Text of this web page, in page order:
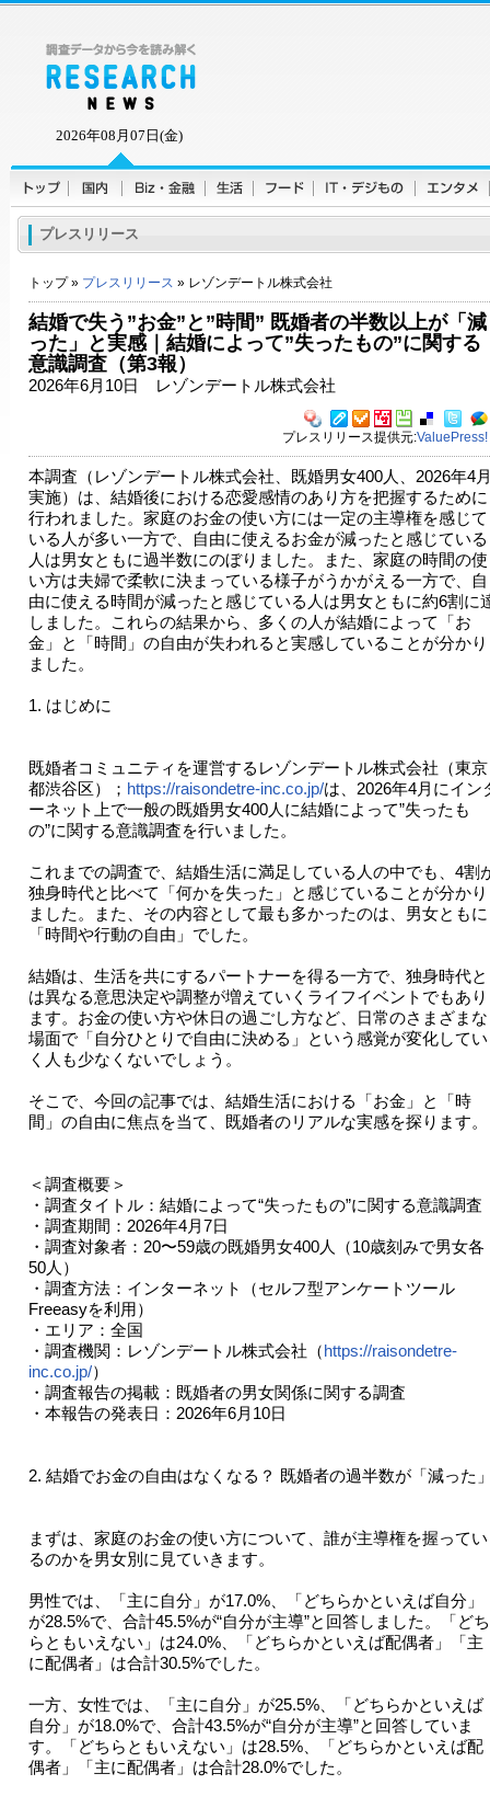
2026年08月07日(金)
プレスリリース
トップ » プレスリリース » レゾンデートル株式会社
結婚で失う”お金”と”時間” 既婚者の半数以上が「減
った」と実感｜結婚によって”失ったもの”に関する
意識調査（第3報）
2026年6月10日 レゾンデートル株式会社
プレスリリース提供元:ValuePress!
本調査（レゾンデートル株式会社、既婚男女400人、2026年4
実施）は、結婚後における恋愛感情のあり方を把握するために
行われました。家庭のお金の使い方には一定の主導権を感じて
いる人が多い一方で、自由に使えるお金が減ったと感じている
人は男女ともに過半数にのぼりました。また、家庭の時間の使
い方は夫婦で柔軟に決まっている様子がうかがえる一方で、自
由に使える時間が減ったと感じている人は男女ともに約6割に
しました。これらの結果から、多くの人が結婚によって「お
金」と「時間」の自由が失われると実感していることが分かり
ました。
1. はじめに
既婚者コミュニティを運営するレゾンデートル株式会社（東京
都渋谷区）； https://raisondetre-inc.co.jp/は、2026年4月にイン
ーネット上で一般の既婚男女400人に結婚によって”失ったも
の”に関する意識調査を行いました。
これまでの調査で、結婚生活に満足している人の中でも、4割
独身時代と比べて「何かを失った」と感じていることが分かり
ました。また、その内容として最も多かったのは、男女ともに
「時間や行動の自由」でした。
結婚は、生活を共にするパートナーを得る一方で、独身時代と
は異なる意思決定や調整が増えていくライフイベントでもあり
ます。お金の使い方や休日の過ごし方など、日常のさまざまな
場面で「自分ひとりで自由に決める」という感覚が変化してい
く人も少なくないでしょう。
そこで、今回の記事では、結婚生活における「お金」と「時
間」の自由に焦点を当て、既婚者のリアルな実感を探ります。
＜調査概要＞
・調査タイトル：結婚によって“失ったもの”に関する意識調査
・調査期間：2026年4月7日
・調査対象者：20〜59歳の既婚男女400人（10歳刻みで男女各
50人）
・調査⽅法：インターネット（セルフ型アンケートツール
Freeasyを利⽤）
・エリア：全国
・調査機関：レゾンデートル株式会社（https://raisondetre-
inc.co.jp/）
・調査報告の掲載：既婚者の男女関係に関する調査
・本報告の発表⽇：2026年6⽉10⽇
2. 結婚でお金の自由はなくなる？ 既婚者の過半数が「減った
まずは、家庭のお金の使い方について、誰が主導権を握ってい
るのかを男女別に見ていきます。
男性では、「主に自分」が17.0%、「どちらかといえば自分」
が28.5%で、合計45.5%が“自分が主導”と回答しました。「どち
らともいえない」は24.0%、「どちらかといえば配偶者」「主
に配偶者」は合計30.5%でした。
一方、女性では、「主に自分」が25.5%、「どちらかといえば
自分」が18.0%で、合計43.5%が“自分が主導”と回答していま
す。「どちらともいえない」は28.5%、「どちらかといえば配
偶者」「主に配偶者」は合計28.0%でした。